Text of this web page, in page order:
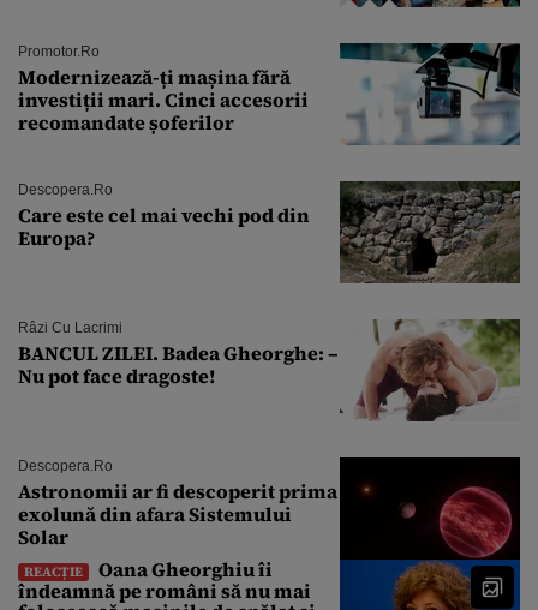
Promotor.ro
Modernizează-ți mașina fără
investiții mari. Cinci accesorii
recomandate șoferilor
Descopera.ro
Care este cel mai vechi pod din
Europa?
Râzi Cu Lacrimi
BANCUL ZILEI. Badea Gheorghe: –
Nu pot face dragoste!
Descopera.ro
Astronomii ar fi descoperit prima
exolună din afara Sistemului
Solar
REACȚIE
Oana Gheorghiu îi
îndeamnă pe români să nu mai